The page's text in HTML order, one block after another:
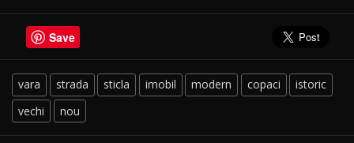
Save
vara strada sticla imobil modern copaci
istoric
vechi
nou